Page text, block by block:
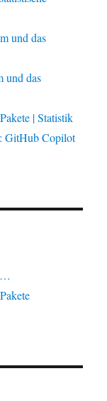
und das
und das
| Statistik
GitHub Copilot
…